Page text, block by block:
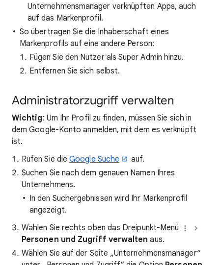
Unternehmensmanager verknüpften Apps, auch
auf das Markenprofil.
So übertragen Sie die Inhaberschaft eines
Markenprofils auf eine andere Person:
Fügen Sie den Nutzer als Super Admin hinzu.
Entfernen Sie sich selbst.
Administratorzugriff verwalten
Wichtig: Um Ihr Profil zu finden, müssen Sie sich in
dem Google-Konto anmelden, mit dem es verknüpft
ist.
Rufen Sie dieGoogle Suche
auf.
Suchen Sie nach dem genauen Namen Ihres
Unternehmens.
In den Suchergebnissen wird Ihr Markenprofil
angezeigt.
Wählen Sie rechts oben das Dreipunkt-Menü
Personen und Zugriff verwalten aus.
Wählen Sie auf der Seite „Unternehmensmanager“